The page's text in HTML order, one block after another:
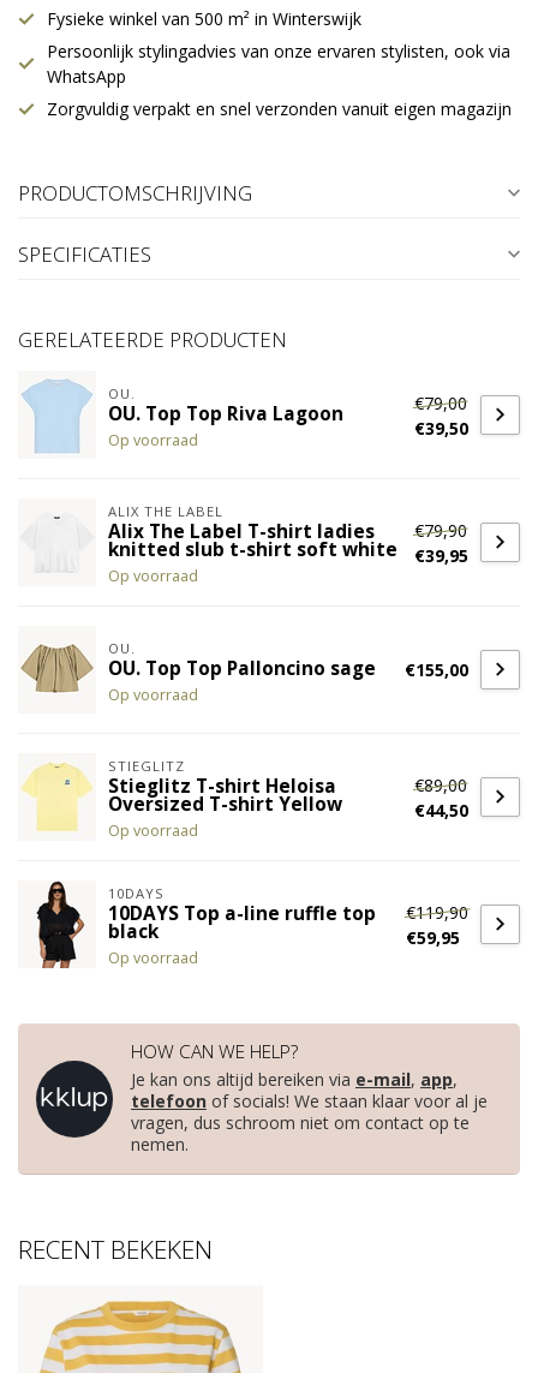
Fysieke winkel van 500 m² in Winterswijk
Persoonlijk stylingadvies van onze ervaren stylisten, ook via
WhatsApp
Zorgvuldig verpakt en snel verzonden vanuit eigen magazijn
PRODUCTOMSCHRIJVING
SPECIFICATIES
GERELATEERDE PRODUCTEN
OU.
OU. Top Top Riva Lagoon
Op voorraad
€79,00
€39,50
ALIX THE LABEL
Alix The Label T-shirt ladies
knitted slub t-shirt soft white
Op voorraad
€79,90
€39,95
OU.
OU. Top Top Palloncino sage
Op voorraad
€155,00
STIEGLITZ
Stieglitz T-shirt Heloisa
Oversized T-shirt Yellow
Op voorraad
€89,00
€44,50
10DAYS
10DAYS Top a-line ruffle top
black
Op voorraad
€119,90
€59,95
HOW CAN WE HELP?
Je kan ons altijd bereiken via e-mail, app,
telefoon of socials! We staan klaar voor al je
vragen, dus schroom niet om contact op te
nemen.
RECENT BEKEKEN